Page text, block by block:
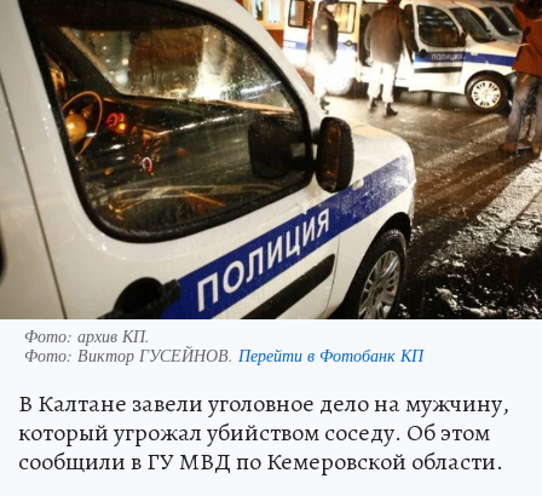
Фото: архив КП.
Фото: Виктор ГУСЕЙНОВ. Перейти в Фотобанк КП
В Калтане завели уголовное дело на мужчину,
который угрожал убийством соседу. Об этом
сообщили в ГУ МВД по Кемеровской области.